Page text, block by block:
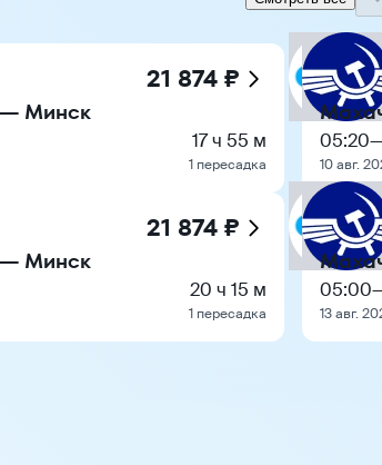
21 874 ₽
Минск
17 ч 55 м
1 пересадка
21 874 ₽
Минск
20 ч 15 м
1 пересадка
05:20—
10 авг.
05:00
13 авг.